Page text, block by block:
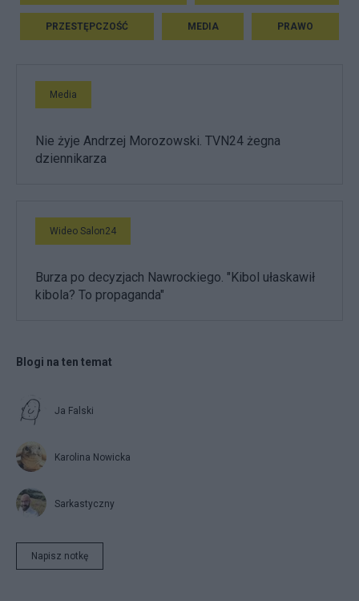
PRZESTĘPCZOŚĆ MEDIA PRAWO
Media
Nie żyje Andrzej Morozowski. TVN24 żegna
dziennikarza
Wideo Salon24
Burza po decyzjach Nawrockiego. "Kibol ułaskawił
kibola? To propaganda"
Blogi na ten temat
Ja Falski
Karolina Nowicka
Sarkastyczny
Napisz notkę